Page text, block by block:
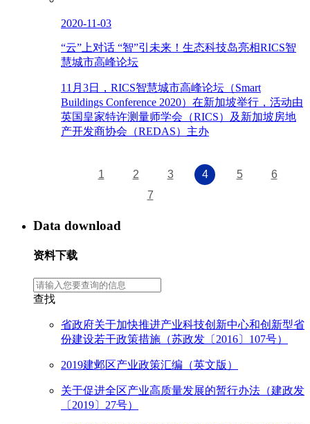
2020-11-03
“云”上对话 “智”引未来！生态科技岛亮相RICS智
慧城市高峰论坛
11月3日，RICS智慧城市高峰论坛（Smart
Buildings Conference 2020）在新加坡举行，活动由
英国皇家特许测量师学会（RICS）及新加坡房地
产开发商协会（REDAS）主办
1 2 3 4 5
6
7
Data download
资料下载
查找
省政府关于加快推进产业科技创新中心和创新型省
份建设若干政策措施（苏政发〔2016〕107号）
2019建邺区产业政策汇编（英文版）
关于促进全区产业高质量发展的暂行办法（建政发
〔2019〕27号）